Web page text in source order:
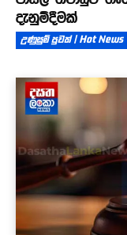
දැනුම්දීමක්
උණුසුම් පුවත් | Hot News